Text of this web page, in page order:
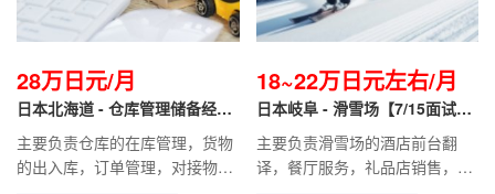
28万日元/月
日本北海道 - 仓库管理储备经理
主要负责仓库的在库管理，货物
的出入库，订单管理，对接物流
18~22万日元左右/月
日本岐阜 - 滑雪场【7/15面试
主要负责滑雪场的酒店前台翻
译，餐厅服务，礼品店销售，学